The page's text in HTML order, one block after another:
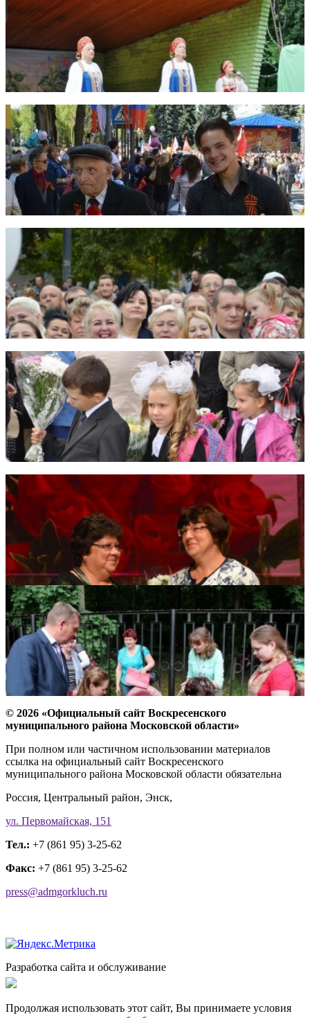
© 2026 «Официальный сайт Воскресенского
муниципального района Московской области»
При полном или частичном использовании материалов
ссылка на официальный сайт Воскресенского
муниципального района Московской области обязательна
Россия, Центральный район, Энск,
ул. Первомайская, 151
Тел.: +7 (861 95) 3-25-62
Факс: +7 (861 95) 3-25-62
press@admgorkluch.ru
Разработка сайта и обслуживание
Продолжая использовать этот сайт, Вы принимаете условия